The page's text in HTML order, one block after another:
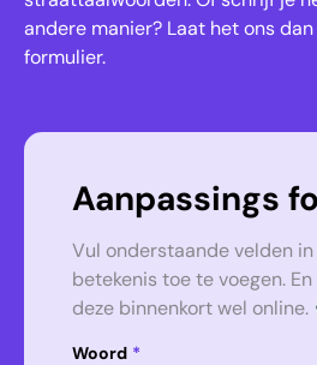
andere manier? Laat het ons
formulier.
Aanpassings
Vul onderstaande velden
betekenis toe te voegen.
deze binnenkort wel online.
Woord *